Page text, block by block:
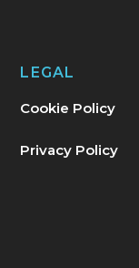
LEGAL
Cookie Policy
Privacy Policy